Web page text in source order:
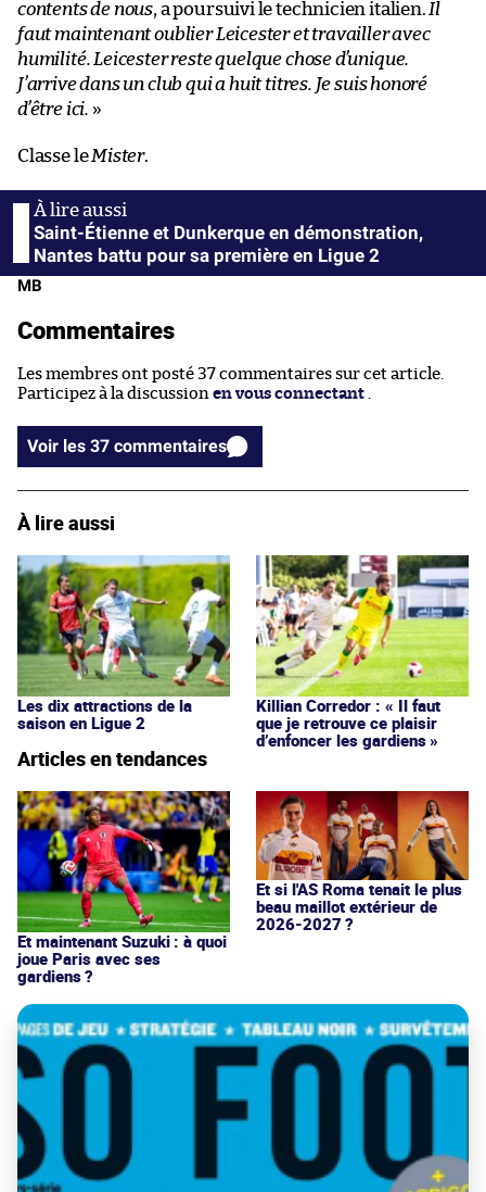
contents de nous, a poursuivi le technicien italien. Il
faut maintenant oublier Leicester et travailler avec
humilité. Leicester reste quelque chose d’unique.
J’arrive dans un club qui a huit titres. Je suis honoré
d’être ici. »
Classe leMister.
Saint-Étienne et Dunkerque en démonstration,
Nantes battu pour sa première en Ligue 2
MB
Commentaires
Les membres ont posté 37 commentaires sur cet article.
Participez à la discussion en vous connectant
Voir les 37 commentaires
À lire aussi
Les dix attractions de la
saison en Ligue 2
Killian Corredor : « Il faut
que je retrouve ce plaisir
d’enfoncer les gardiens »
Articles en tendances
Et maintenant Suzuki : à quoi
joue Paris avec ses
gardiens ?
Et si l'AS Roma tenait le plus
beau maillot extérieur de
2026-2027 ?